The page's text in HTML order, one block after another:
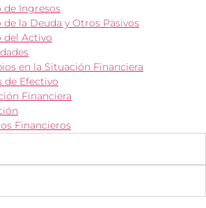
de Ingresos
la Deuda y Otros Pasivos
del Activo
en la Situación Financiera
de Efectivo
Financiera
Financieros